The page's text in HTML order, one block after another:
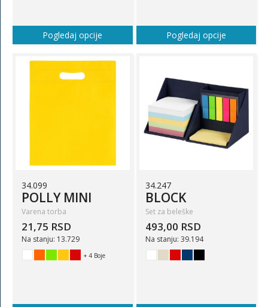
Pogledaj opcije Pogledaj opcije
34.099
POLLY MINI
Varena torba
21,75 RSD
Na stanju: 13.729
+ 4 Boje
34.247
BLOCK
Set za beleške
493,00 RSD
Na stanju: 39.194